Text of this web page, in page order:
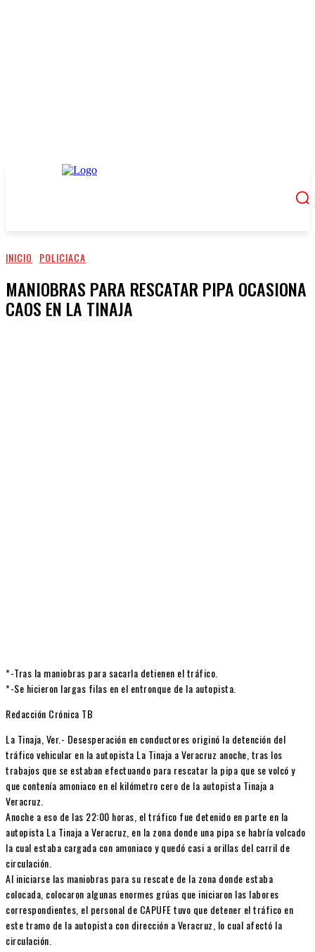
INICIO POLICIACA
MANIOBRAS PARA RESCATAR PIPA OCASIONA
CAOS EN LA TINAJA
*-Tras la maniobras para sacarla detienen el tráfico.
*-Se hicieron largas filas en el entronque de la autopista.
Redacción Crónica TB
La Tinaja, Ver.- Desesperación en conductores originó la detención del
tráfico vehicular en la autopista La Tinaja a Veracruz anoche, tras los
trabajos que se estaban efectuando para rescatar la pipa que se volcó y
que contenía amoniaco en el kilómetro cero de la autopista Tinaja a
Veracruz.
Anoche a eso de las 22:00 horas, el tráfico fue detenido en parte en la
autopista La Tinaja a Veracruz, en la zona donde una pipa se habría volcado
la cual estaba cargada con amoniaco y quedó casi a orillas del carril de
circulación.
Al iniciarse las maniobras para su rescate de la zona donde estaba
colocada, colocaron algunas enormes grúas que iniciaron las labores
correspondientes, el personal de CAPUFE tuvo que detener el tráfico en
este tramo de la autopista con dirección a Veracruz, lo cual afectó la
circulación.